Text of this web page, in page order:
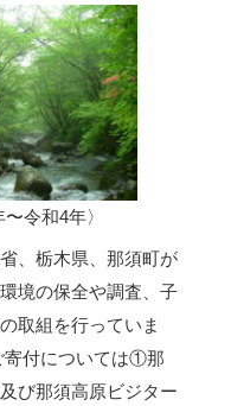
令和4年〉
、栃木県、那須町が
境の保全や調査、子
取組を行っていま
寄付については①那
び那須高原ビジター